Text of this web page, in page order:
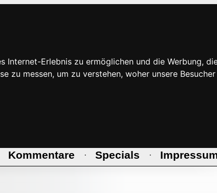
Erlebnis zu ermöglichen und die Werbung,
zu messen, um zu verstehen, woher unsere
Kommentare · Specials ·